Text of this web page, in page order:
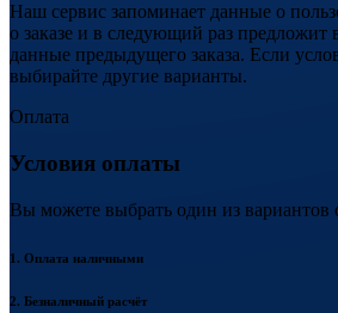
Наш сервис запоминает данные о
о заказе и в следующий раз предложит
данные предыдущего заказа. Если
выбирайте другие варианты.
Оплата
Условия оплаты
Вы можете выбрать один из вариантов
1. Оплата наличными
2. Безналичный расчёт